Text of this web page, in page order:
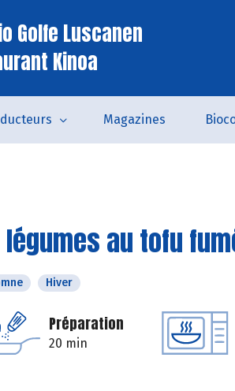
Golfe Luscanen
Kinoa
Magazines
au tofu
Hiver
Préparation
20 min